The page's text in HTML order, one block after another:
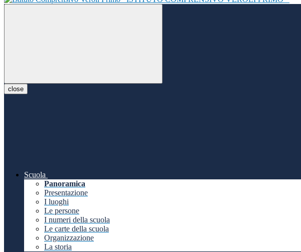
close
Scuola
Panoramica
Presentazione
I luoghi
Le persone
I numeri della scuola
Le carte della scuola
Organizzazione
La storia